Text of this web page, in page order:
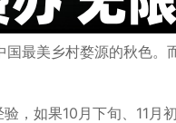
最美乡村婺源的秋色。
如果10月下旬、11月